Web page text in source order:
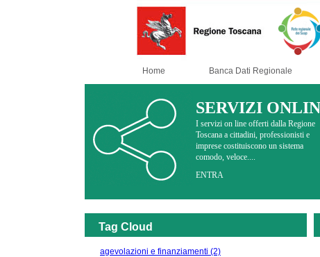
Home Banca Dati Regionale
SERVIZI
I servizi on line offerti dalla Regione
Toscana a cittadini, professionisti e
imprese costituiscono un sistema
comodo, veloce....
ENTRA
Tag Cloud
agevolazioni e finanziamenti (2)